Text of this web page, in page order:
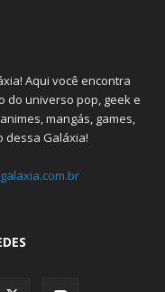
Aqui você encontra
do universo pop, geek e
mangás, games,
dessa Galáxia!